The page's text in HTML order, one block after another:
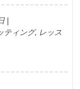
ティング, レッス